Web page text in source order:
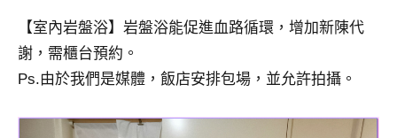
【室內岩盤浴】岩盤浴能促進血路循環，增加新陳代
謝，需櫃台預約。
Ps.由於我們是媒體，飯店安排包場，並允許拍攝。